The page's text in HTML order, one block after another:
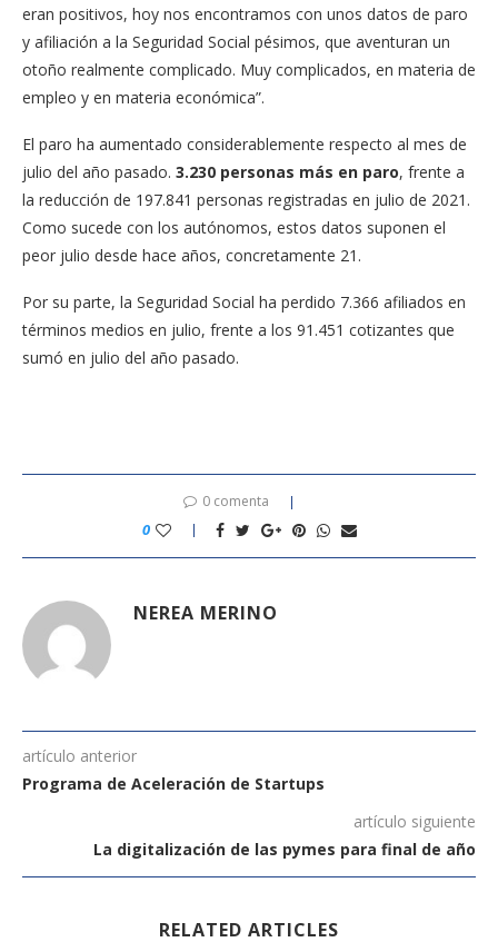
eran positivos, hoy nos encontramos con unos datos de paro
y afiliación a la Seguridad Social pésimos, que aventuran un
otoño realmente complicado. Muy complicados, en materia de
empleo y en materia económica”.
El paro ha aumentado considerablemente respecto al mes de
julio del año pasado. 3.230 personas más en paro, frente a
la reducción de 197.841 personas registradas en julio de 2021.
Como sucede con los autónomos, estos datos suponen el
peor julio desde hace años, concretamente 21.
Por su parte, la Seguridad Social ha perdido 7.366 afiliados en
términos medios en julio, frente a los 91.451 cotizantes que
sumó en julio del año pasado.
0 comenta
0
NEREA MERINO
artículo anterior
Programa de Aceleración de Startups
artículo siguiente
La digitalización de las pymes para final de año
RELATED ARTICLES